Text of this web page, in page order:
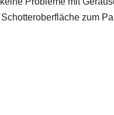
zum